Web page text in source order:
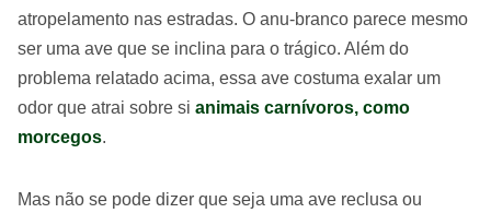
atropelamento nas estradas. O anu-branco parece mesmo
ser uma ave que se inclina para o trágico. Além do
problema relatado acima, essa ave costuma exalar um
odor que atrai sobre si animais carnívoros, como
morcegos.
Mas não se pode dizer que seja uma ave reclusa ou